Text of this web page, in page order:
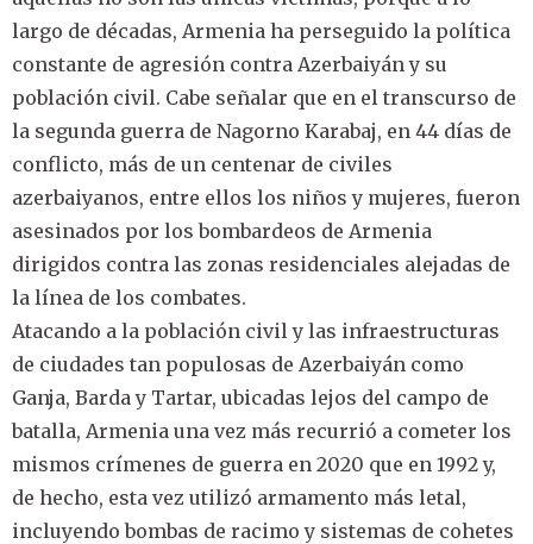
largo de décadas, Armenia ha perseguido la política
constante de agresión contra Azerbaiyán y su
población civil. Cabe señalar que en el transcurso de
la segunda guerra de Nagorno Karabaj, en 44 días de
conflicto, más de un centenar de civiles
azerbaiyanos, entre ellos los niños y mujeres, fueron
asesinados por los bombardeos de Armenia
dirigidos contra las zonas residenciales alejadas de
la línea de los combates.
Atacando a la población civil y las infraestructuras
de ciudades tan populosas de Azerbaiyán como
Ganja, Barda y Tartar, ubicadas lejos del campo de
batalla, Armenia una vez más recurrió a cometer los
mismos crímenes de guerra en 2020 que en 1992 y,
de hecho, esta vez utilizó armamento más letal,
incluyendo bombas de racimo y sistemas de cohetes